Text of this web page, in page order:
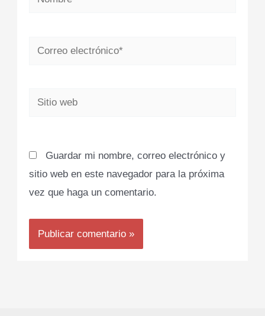
Correo
Sitio
Guardar mi nombre, correo electrónico y
sitio web en este navegador para la próxima
vez que haga un comentario.